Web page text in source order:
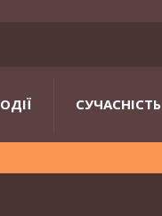
СУЧАСНІСТЬ